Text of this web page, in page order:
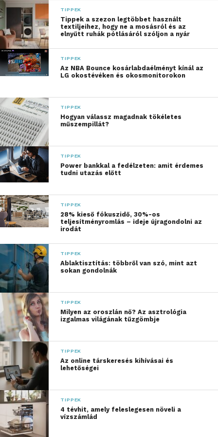
valóságon alapuló szituációkban a résztvevők
észrevétlenül sajátíthatják el az alapvető
tudnivalókat, amelyeket a végén egy teszt
segítségével ellenőrizhetnek. A sikeres kitöltők
elnyerhetik a „K&H biztonságtudatos ügyfele”
elismerő oklevelet.
kapcsolatos, közérthető tájékoztató sorozat,
melynek fókuszában a leggyakoribb visszaélési
formák állnak. A sorozat részeként hasznos és
gyakorlati tanácsokkal gazdagodhatnak a vállalati
döntéshozók és a munkavállalók egyaránt, ezek
segítségükre lehetnek a visszaélések elkerülésében.
Ebből megtanulhatják, milyen módszerekkel
mit lehet tenni, ha már megtörtént a baj.
Természetesen olyan banki funkciók is bemutatásra
kerülnek, amelyek segítik az ügyfelek
részeként online szakmai konferencián is részt
vehetnek a vállalatok.
„Az utóbbi időszakban
érezhetően megnőtt az
ügyfeleink érdeklődése a
digitális biztonság iránt,
amit részben a
mindennapossá váló
online visszaélések
indokolnak. Erre az
igényre reagálva
indítottuk el ezt a
TIPPEK
Tippek a szezon legtöbbet használt
textiljeihez, hogy ne a mosásról és az
elnyűtt ruhák pótlásáról szóljon a nyár
TIPPEK
Az NBA Bounce kosárlabdaélményt kínál az
LG okostévéken és okosmonitorokon
TIPPEK
Hogyan válassz magadnak tökéletes
műszempillát?
TIPPEK
Power bankkal a fedélzeten: amit érdemes
tudni utazás előtt
TIPPEK
28% kieső fókuszidő, 30%-os
teljesítményromlás – ideje újragondolni az
irodát
TIPPEK
Ablaktisztítás: többről van szó, mint azt
sokan gondolnák
TIPPEK
Milyen az oroszlán nő? Az asztrológia
izgalmas világának tűzgömbje
TIPPEK
Az online társkeresés kihívásai és
lehetőségei
TIPPEK
4 tévhit, amely feleslegesen növeli a
vízszámlád